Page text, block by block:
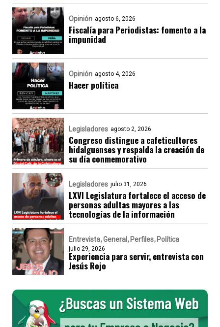
Opinión agosto 6, 2026
Fiscalía para Periodistas: fomento a la
impunidad
Opinión agosto 4, 2026
Hacer política
Legisladores agosto 2, 2026
Congreso distingue a cafeticultores
hidalguenses y respalda la creación de
su día conmemorativo
Legisladores julio 31, 2026
LXVI Legislatura fortalece el acceso de
personas adultas mayores a las
tecnologías de la información
Entrevista General Perfiles Política
julio 29, 2026
Experiencia para servir, entrevista con
Jesús Rojo